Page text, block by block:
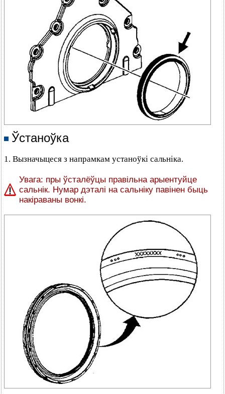
Ўстаноўка
1. Вызначыцеся з напрамкам устаноўкі сальніка.
Увага: пры ўсталёўцы правільна арыентуйце
сальнік. Нумар дэталі на сальніку павінен быць
накіраваны вонкі.